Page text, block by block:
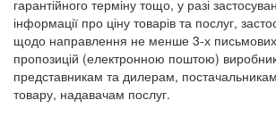
гарантійного терміну тощо, у разі
інформації про ціну товарів та послуг,
щодо направлення не менше 3-х письмових
пропозицій (електронною поштою)
представникам та дилерам,
товару, надавачам послуг.